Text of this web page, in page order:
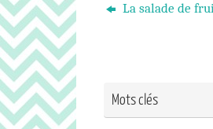
La salade de
Mots clés